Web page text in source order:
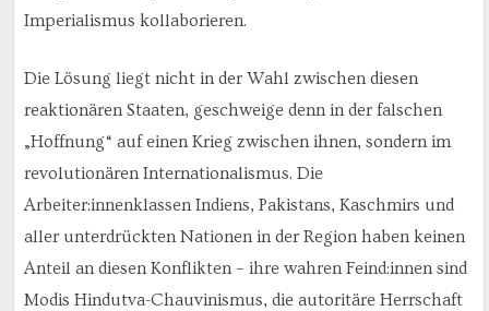
Imperialismus kollaborieren.
Die Lösung liegt nicht in der Wahl zwischen diesen
reaktionären Staaten, geschweige denn in der falschen
„Hoffnung“ auf einen Krieg zwischen ihnen, sondern im
revolutionären Internationalismus. Die
Arbeiter:innenklassen Indiens, Pakistans, Kaschmirs und
aller unterdrückten Nationen in der Region haben keinen
Anteil an diesen Konflikten – ihre wahren Feind:innen sind
Modis Hindutva-Chauvinismus, die autoritäre Herrschaft